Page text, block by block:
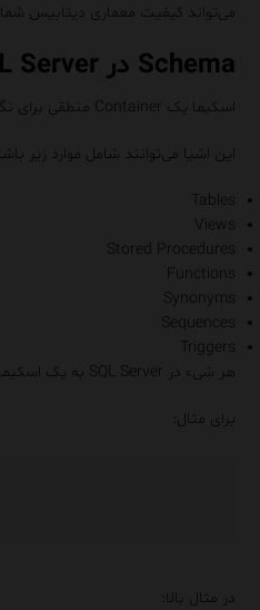
می‌تواند کیفیت معماری دیتابیس شما
Schema در SQL Server چیست؟
اسکیما یک Container منطقی برای نگهداری اشیای پایگاه داده است.
این اشیا می‌توانند شامل موارد زیر
Tables
Views
Stored Procedures
Functions
Synonyms
Sequences
Triggers
هر شیء در SQL Server به یک اسکیما تعلق دارد.
برای مثال:
در مثال بالا: